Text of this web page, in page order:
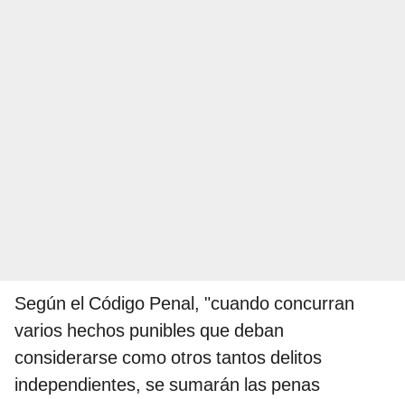
Según el Código Penal, "cuando concurran
varios hechos punibles que deban
considerarse como otros tantos delitos
independientes, se sumarán las penas